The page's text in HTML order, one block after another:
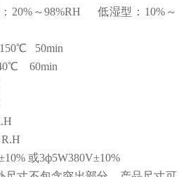
20%～98%RH 低湿型：10%～
50min
0℃60min
或3ф5W380V±10%